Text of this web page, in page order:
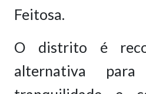
Feitosa.
O distrito é
alternativa